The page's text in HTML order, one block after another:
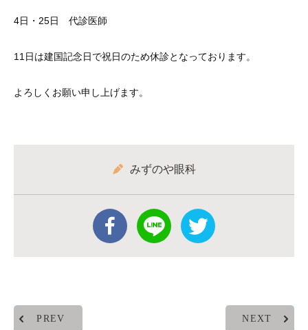
4日・25日 代診医師
11日は建国記念日で祝日のため休診となっております。
よろしくお願い申し上げます。
みずのや眼科
PREV NEXT